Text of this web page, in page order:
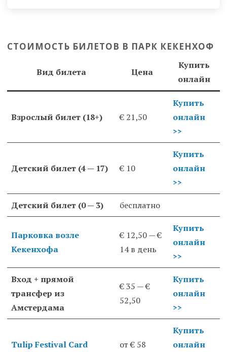
СТОИМОСТЬ БИЛЕТОВ В ПАРК КЕКЕНХОФ
Вид билета Цена
Купить
онлайн
Взрослый билет (18+) € 21,50
Купить
онлайн
>>
Детский билет (4 — 17) € 10
Купить
онлайн
>>
Детский билет (0 — 3) бесплатно
Парковка возле
Кекенхофа
€ 12,50 — €
14 в день
Купить
онлайн
>>
Вход + прямой
трансфер из
Амстердама
€ 35 — €
52,50
Купить
онлайн
>>
Tulip Festival Card от € 58
Купить
онлайн